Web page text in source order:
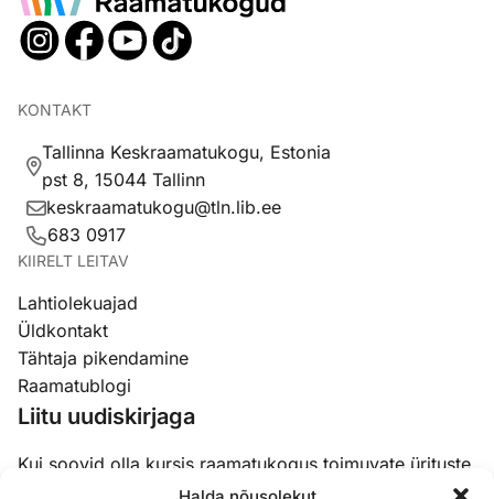
KONTAKT
Tallinna Keskraamatukogu, Estonia
pst 8, 15044 Tallinn
keskraamatukogu@tln.lib.ee
683 0917
KIIRELT LEITAV
Lahtiolekuajad
Üldkontakt
Tähtaja pikendamine
Raamatublogi
Liitu uudiskirjaga
Kui soovid olla kursis raamatukogus toimuvate ürituste,
koolituste ja uudistega, siis liitu meie uudiskirjaga.